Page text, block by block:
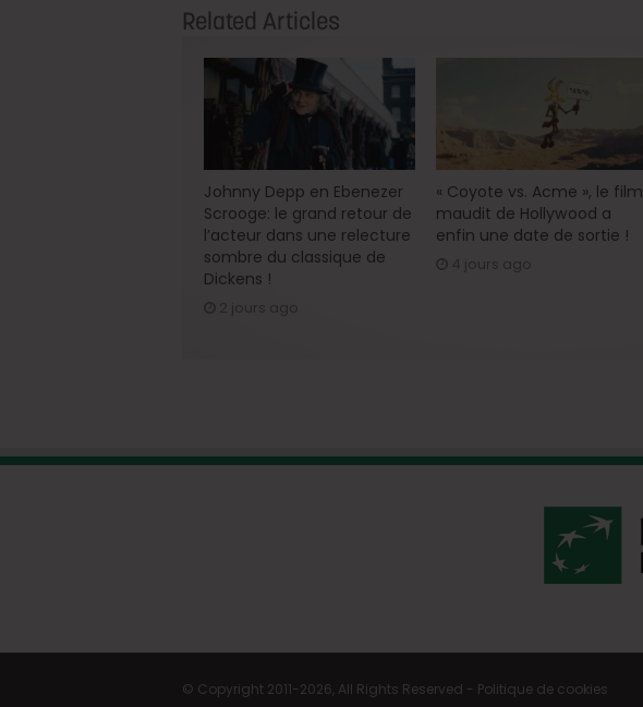
Related Articles
Johnny Depp en Ebenezer
Scrooge: le grand retour de
l’acteur dans une relecture
sombre du classique de
Dickens !
2 jours ago
« Coyote vs. Acme », le film
maudit de Hollywood a
enfin une date de sortie !
4 jours ago
© Copyright 2011-2026, All Rights Reserved - Politique de cookies